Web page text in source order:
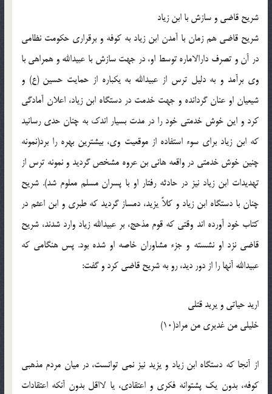
شریح قاضی و سازش با ابن زیاد
شریح قاضی هم زمان با آمدن ابن زیاد به کوفه و برقراری حکومت نظامی
در آن و تصرف دارالاماره توسط او، در جهت سازش با عبیدالله و همراهی با
وی برآمد و به دلیل ترس از عبیدالله به یکباره از حمایت حسین (ع) و
شیعیان او عنان گردانده و جهت خدمت در دستگاه ابن زیاد، اعلان آمادگی
کرد و این خوش خدمتی خود را در مدت بسیار اندک به چنان حدی رسانید
که ابن زیاد برای سوء استفاده از موقعیت وی، بیشترین بهره را برد(نمونه
چنین خوش خدمتی در واقعه هانی بن عروه مشخص گردید و نمونه ترس از
تهدیدات ابن زیاد نیز در حادثه رفتار او با پسران مسلم معلوم شد). شریح
چنان با دستگاه ابن زیاد و کلاً یزید، دمساز گردید که طبری و ابن اعثم در
کتاب خود آورده اند وقتی که قوم مذحج، بر عبیدالله زیاد وارد شدند، شریح
قاضی نزد او نشسته و جزء مشاوران خاصه او شده بود. پس هنگامی که
عبیدالله آنها را از دور دید، رو به شریح قاضی کرد و گفت:
ارید حیاتی و یرید قتلی
خلیلی من غدیری من مراد(10)
از آنجا که دستگاه ابن زیاد و یزید نیز نمی توانست، در میان مردم مذهبی
کوفه، بدون یک پشتوانه فکری و اعتقادی، یا لااقل بدون آنکه اعتقادات